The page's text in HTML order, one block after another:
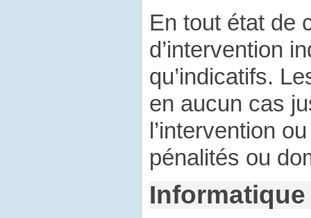
En tout état de
d’intervention
qu’indicatifs.
en aucun cas
l’intervention
pénalités ou